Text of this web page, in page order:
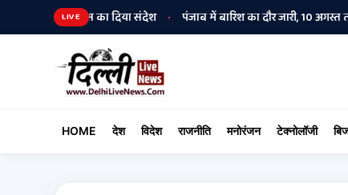
LIVE
फिटनेस का दिया संदेश • पंजाब में बारिश का दौर जारी, 10 अगस्त तक मानसून
HOME देश विदेश राजनीति मनोरंजन टेक्नोलॉजी